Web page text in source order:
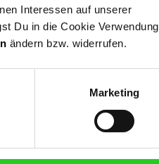
Interessen auf unserer
Du in die Cookie Verwendung
ändern bzw. widerrufen.
Marketing